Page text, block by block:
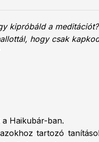
kipróbáld a meditációt?
hogy csak
Haikubár-ban.
tartozó